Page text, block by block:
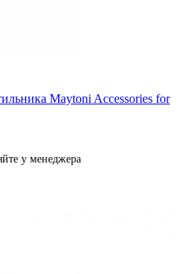
Maytoni Accessories for
у менеджера